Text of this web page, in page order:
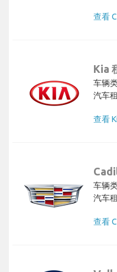
查看
Kia
车辆
汽车
查看
车辆
汽车
查看